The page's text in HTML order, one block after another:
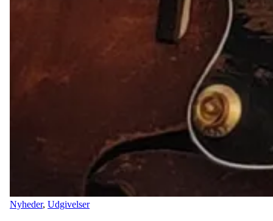
Nyheder, Udgivelser